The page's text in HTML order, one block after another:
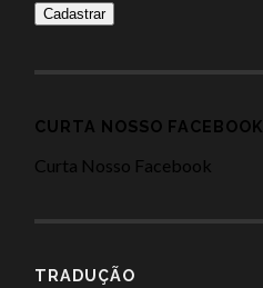
CURTA NOSSO FACEBOOK
Curta Nosso Facebook
TRADUÇÃO